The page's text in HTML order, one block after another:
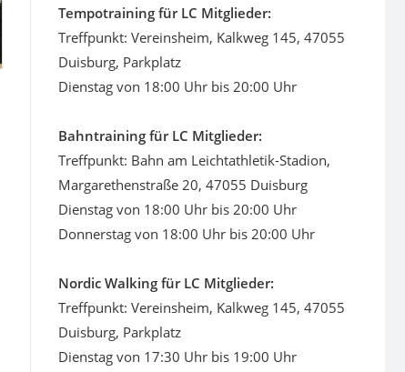
Tempotraining für LC Mitglieder:
Treffpunkt: Vereinsheim, Kalkweg 145, 47055
Duisburg, Parkplatz
Dienstag von 18:00 Uhr bis 20:00 Uhr
Bahntraining für LC Mitglieder:
Treffpunkt: Bahn am Leichtathletik-Stadion,
Margarethenstraße 20, 47055 Duisburg
Dienstag von 18:00 Uhr bis 20:00 Uhr
Donnerstag von 18:00 Uhr bis 20:00 Uhr
Nordic Walking für LC Mitglieder:
Treffpunkt: Vereinsheim, Kalkweg 145, 47055
Duisburg, Parkplatz
Dienstag von 17:30 Uhr bis 19:00 Uhr